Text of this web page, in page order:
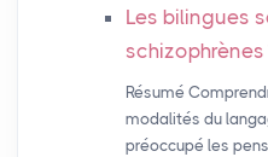
Les bilingues
schizophrènes
Résumé
modalités du
préoccupé les